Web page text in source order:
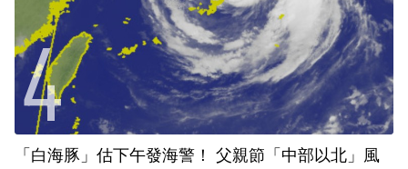
「白海豚」估下午發海警！ 父親節「中部以北」風